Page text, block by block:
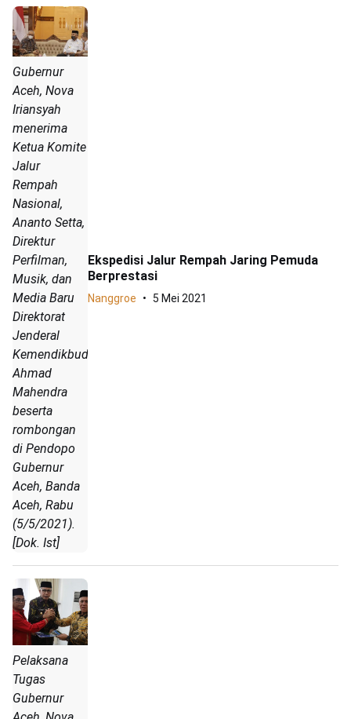
Gubernur
Aceh, Nova
Iriansyah
menerima
Ketua Komite
Jalur
Rempah
Nasional,
Ananto Setta,
Direktur
Perfilman,
Musik, dan
Media Baru
Direktorat
Jenderal
Kemendikbud
Ahmad
Mahendra
beserta
rombongan
di Pendopo
Gubernur
Aceh, Banda
Aceh, Rabu
(5/5/2021).
[Dok. Ist]
Ekspedisi Jalur Rempah Jaring Pemuda
Berprestasi
Nanggroe 5 Mei 2021
Pelaksana
Tugas
Gubernur